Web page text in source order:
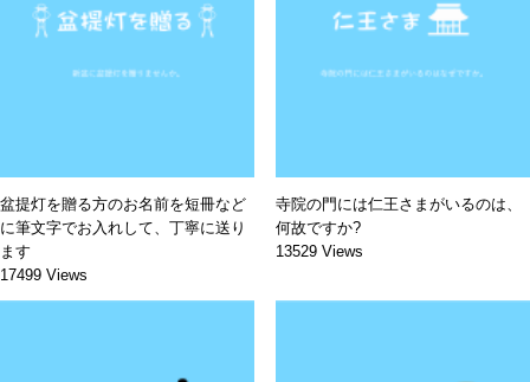
盆提灯を贈る方のお名前を短冊など
に筆文字でお入れして、丁寧に送り
ます
17499 Views
寺院の門には仁王さまがいるのは、
何故ですか?
13529 Views